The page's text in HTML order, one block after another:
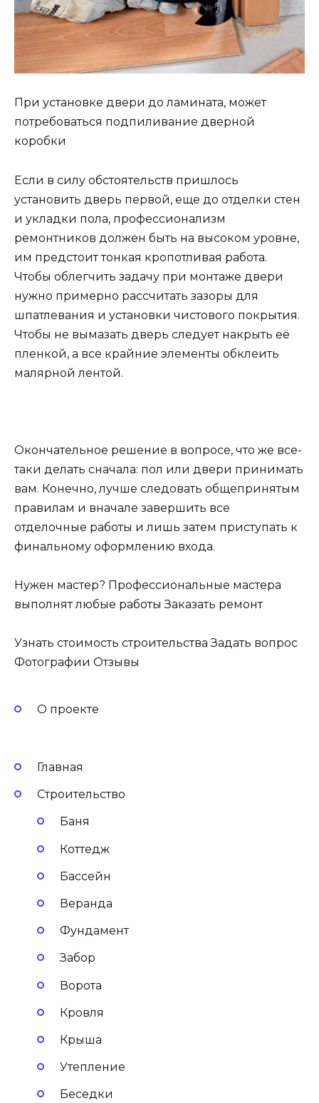
При установке двери до ламината, может
потребоваться подпиливание дверной
коробки
Если в силу обстоятельств пришлось
установить дверь первой, еще до отделки стен
и укладки пола, профессионализм
ремонтников должен быть на высоком уровне,
им предстоит тонкая кропотливая работа.
Чтобы облегчить задачу при монтаже двери
нужно примерно рассчитать зазоры для
шпатлевания и установки чистового покрытия.
Чтобы не вымазать дверь следует накрыть её
пленкой, а все крайние элементы обклеить
малярной лентой.
Окончательное решение в вопросе, что же все-
таки делать сначала: пол или двери принимать
вам. Конечно, лучше следовать общепринятым
правилам и вначале завершить все
отделочные работы и лишь затем приступать к
финальному оформлению входа.
Нужен мастер? Профессиональные мастера
выполнят любые работы Заказать ремонт
Узнать стоимость строительства Задать вопрос
Фотографии Отзывы
О проекте
Главная
Строительство
Баня
Коттедж
Бассейн
Веранда
Фундамент
Забор
Ворота
Кровля
Крыша
Утепление
Беседки